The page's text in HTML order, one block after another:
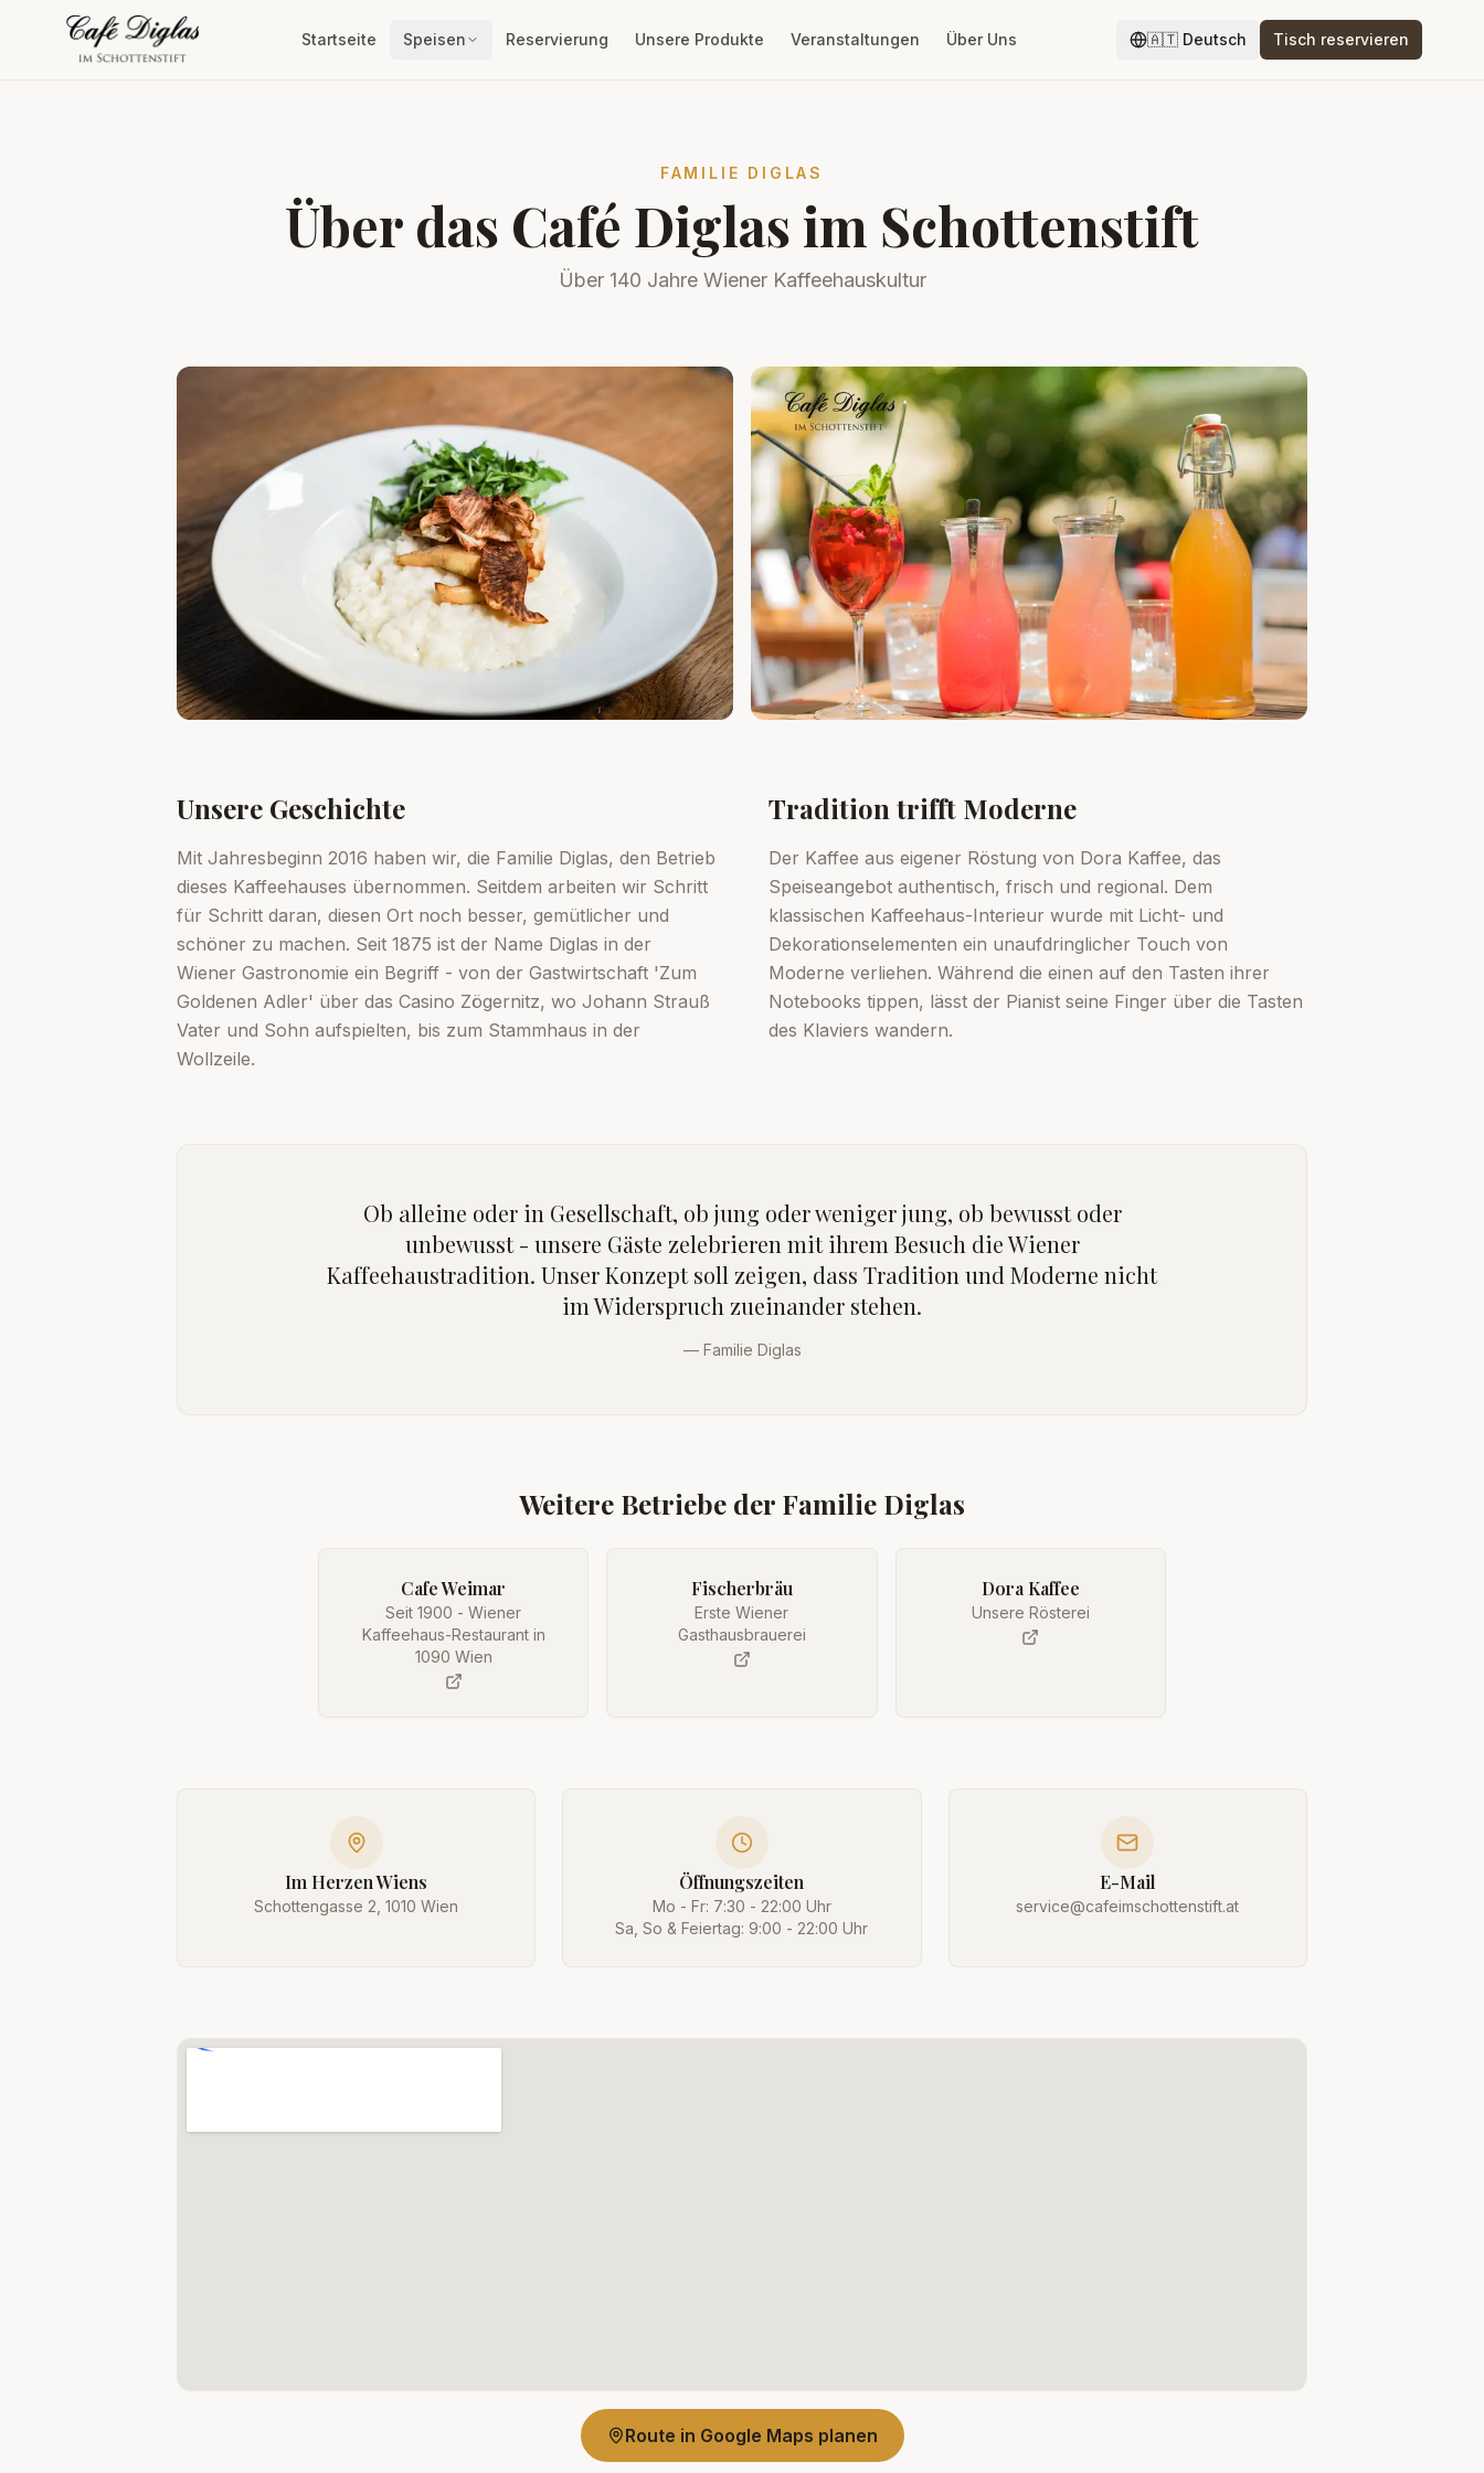
Startseite Speisen Reservierung Unsere Produkte Veranstaltungen Über Uns 🇦🇹 Deutsch Tisch reservieren
FAMILIE DIGLAS
Über das Café Diglas im Schottenstift
Über 140 Jahre Wiener Kaffeehauskultur
Unsere Geschichte
Mit Jahresbeginn 2016 haben wir, die Familie Diglas, den Betrieb
dieses Kaffeehauses übernommen. Seitdem arbeiten wir Schritt
für Schritt daran, diesen Ort noch besser, gemütlicher und
schöner zu machen. Seit 1875 ist der Name Diglas in der
Wiener Gastronomie ein Begriff - von der Gastwirtschaft 'Zum
Goldenen Adler' über das Casino Zögernitz, wo Johann Strauß
Vater und Sohn aufspielten, bis zum Stammhaus in der
Wollzeile.
Tradition trifft Moderne
Der Kaffee aus eigener Röstung von Dora Kaffee, das
Speiseangebot authentisch, frisch und regional. Dem
klassischen Kaffeehaus-Interieur wurde mit Licht- und
Dekorationselementen ein unaufdringlicher Touch von
Moderne verliehen. Während die einen auf den Tasten ihrer
Notebooks tippen, lässt der Pianist seine Finger über die Tasten
des Klaviers wandern.
Ob alleine oder in Gesellschaft, ob jung oder weniger jung, ob bewusst oder
unbewusst - unsere Gäste zelebrieren mit ihrem Besuch die Wiener
Kaffeehaustradition. Unser Konzept soll zeigen, dass Tradition und Moderne nicht
im Widerspruch zueinander stehen.
— Familie Diglas
Weitere Betriebe der Familie Diglas
Cafe Weimar
Seit 1900 - Wiener
Kaffeehaus-Restaurant in
1090 Wien
Fischerbräu
Erste Wiener
Gasthausbrauerei
Dora Kaffee
Unsere Rösterei
Im Herzen Wiens
Schottengasse 2, 1010 Wien
Öffnungszeiten
Mo - Fr: 7:30 - 22:00 Uhr
Sa, So & Feiertag: 9:00 - 22:00 Uhr
E-Mail
service@cafeimschottenstift.at
Route in Google Maps planen